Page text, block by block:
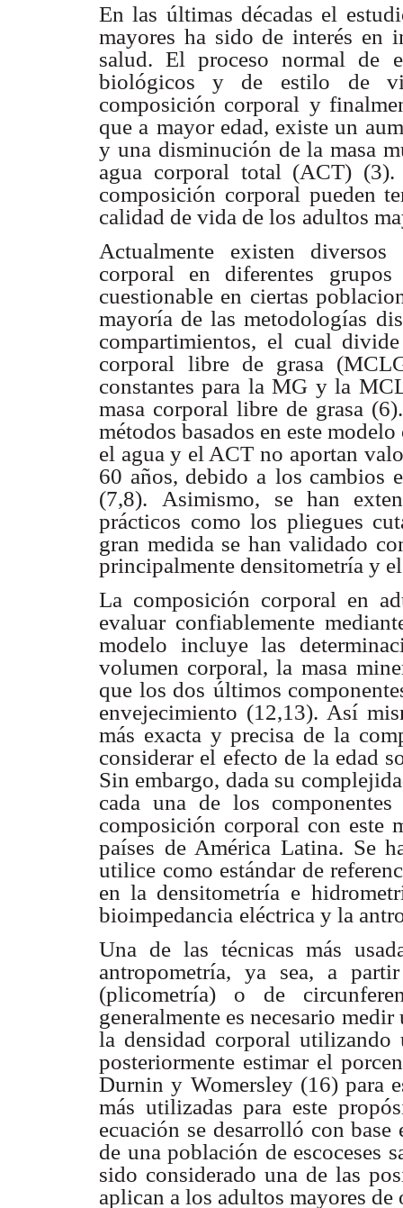
En las últimas décadas el
mayores ha sido de interés en
salud. El proceso normal de
biológicos y de estilo
de
composición corporal y
que a mayor edad, existe un
y una disminución de la masa
agua corporal total (ACT) (3).
composición corporal pueden
calidad de vida de los adultos
Actualmente existen
corporal en diferentes
cuestionable en ciertas
mayoría de las metodologías
compartimientos, el cual
corporal
libre de grasa
constantes para la MG y la
masa corporal libre de grasa
métodos basados en este
el agua y el ACT no aportan
60 años, debido a los cambios
(7,8).
Asimismo, se han
prácticos como los pliegues
gran medida se han validado
principalmente densitometría y
La composición corporal en
evaluar confiablemente
modelo incluye las
volumen corporal, la masa
que los dos últimos
envejecimiento (12,13). Así
más exacta y precisa de la
considerar el efecto de la edad
Sin embargo, dada su
cada una de los
composición corporal con este
países de América Latina. Se
utilice como estándar de
en la densitometría e
bioimpedancia eléctrica y la
Una de las técnicas más
antropometría, ya sea, a
(plicometría) o de
generalmente es necesario medir
la densidad corporal utilizando
posteriormente estimar el
Durnin y Womersley (16) para
más utilizadas para este
ecuación se desarrolló con base
de una población de escoceses
sido considerado una de las
aplican a los adultos mayores de